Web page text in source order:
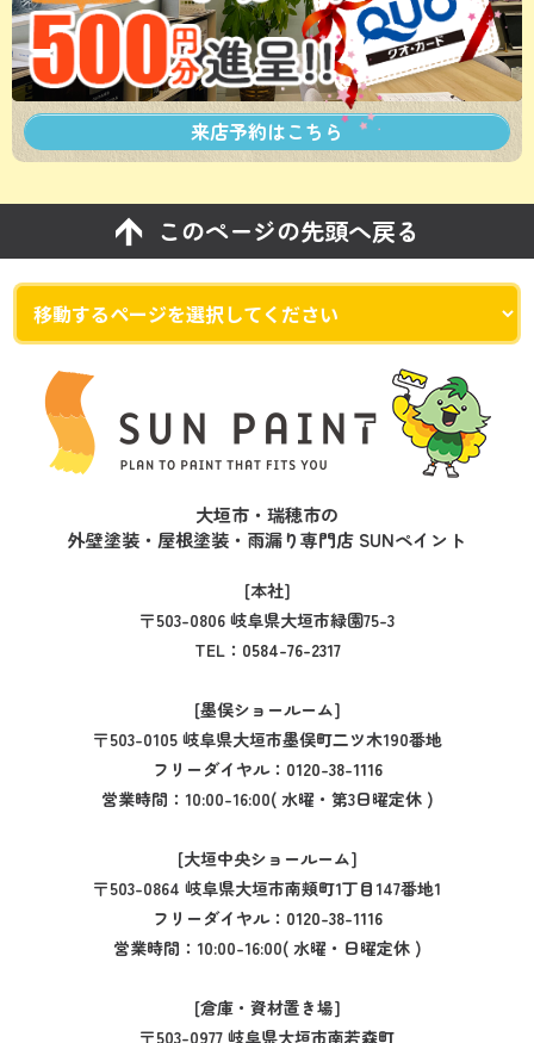
来店予約はこちら
このページの先頭へ戻る
大垣市・瑞穂市の
外壁塗装・屋根塗装・雨漏り専門店 SUNペイント
[本社]
〒503-0806 岐阜県大垣市緑園75-3
TEL： 0584-76-2317
[墨俣ショールーム]
〒503-0105 岐阜県大垣市墨俣町二ツ木190番地
フリーダイヤル： 0120-38-1116
営業時間：10:00-16:00( 水曜・第3日曜定休 )
[大垣中央ショールーム]
〒503-0864 岐阜県大垣市南頬町1丁目147番地1
フリーダイヤル： 0120-38-1116
営業時間：10:00-16:00( 水曜・日曜定休 )
[倉庫・資材置き場]
〒503-0977 岐阜県大垣市南若森町